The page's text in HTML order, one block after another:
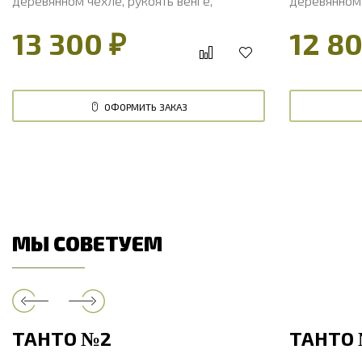
13 300 ₽
ОФОРМИТЬ ЗАКАЗ
12
МЫ СОВЕТУЕМ
ТАНТО №2 ТАНТО